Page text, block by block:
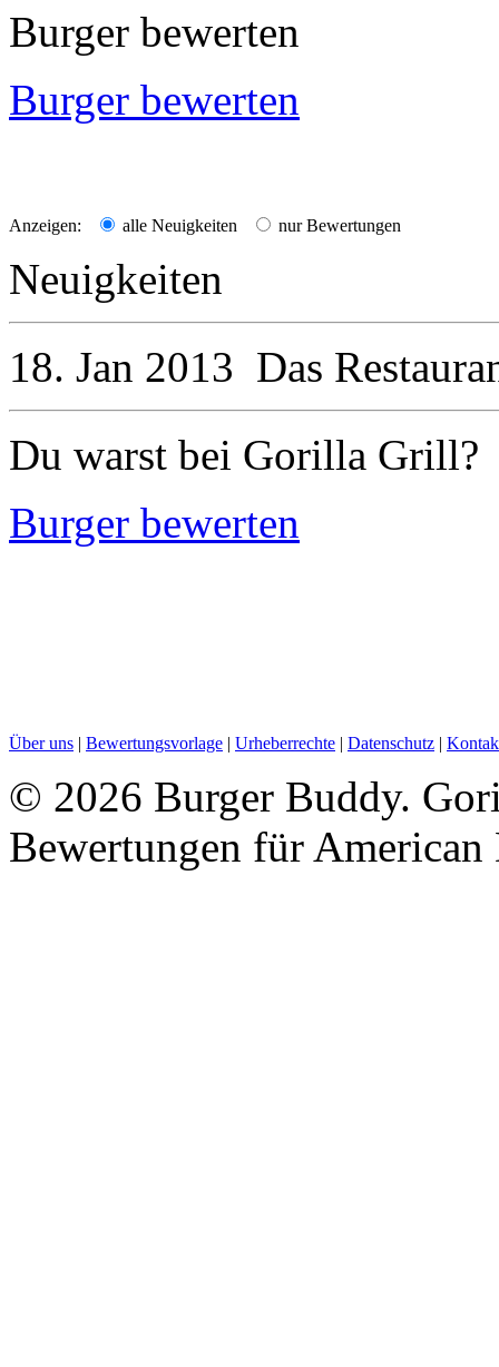
Burger bewerten
Burger bewerten
Anzeigen: alle Neuigkeiten nur Bewertungen
Neuigkeiten
18. Jan 2013 Das
Du warst bei Gorilla Grill?
Burger bewerten
Über uns | Bewertungsvorlage | Urheberrechte | Datenschutz |
© 2026 Burger Buddy.
Bewertungen für